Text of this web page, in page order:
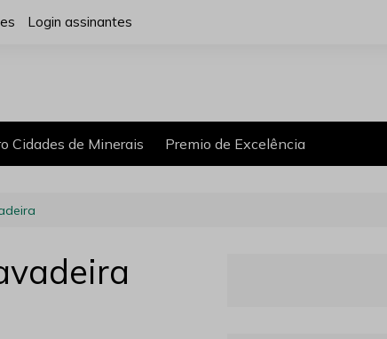
Login assinantes
Cidades de Minerais Premio de Excelência